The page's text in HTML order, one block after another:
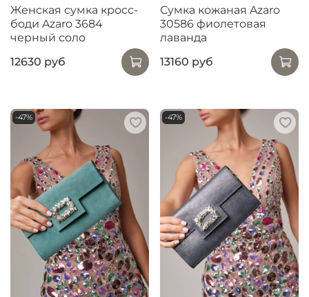
Женская сумка кросс-
боди Azaro 3684
черный соло
12630 руб
Сумка кожаная Azaro
30586 фиолетовая
лаванда
13160 руб
-47% -47%